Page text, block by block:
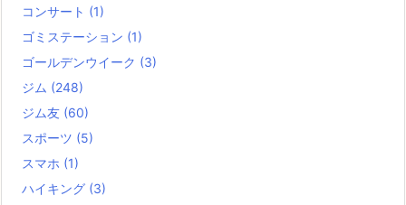
コンサート (1)
ゴミステーション (1)
ゴールデンウイーク (3)
ジム (248)
ジム友 (60)
スポーツ (5)
スマホ (1)
ハイキング (3)